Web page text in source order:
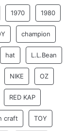
1970 1980
champion
hat L.L.Bean
NIKE OZ
RED KAP
craft TOY